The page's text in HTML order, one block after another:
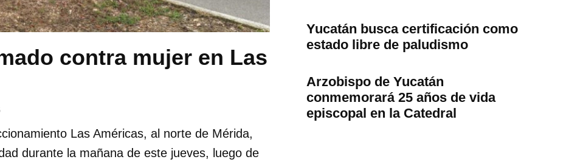
contra mujer en Las
Las Américas, al norte de Mérida,
durante la mañana de este jueves, luego de
Yucatán busca certificación como
estado libre de paludismo
Arzobispo de Yucatán
conmemorará 25 años de vida
episcopal en la Catedral